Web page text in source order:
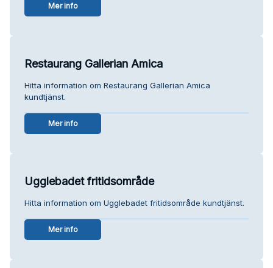
Mer info
Restaurang Gallerian Amica
Hitta information om Restaurang Gallerian Amica
kundtjänst.
Mer info
Ugglebadet fritidsområde
Hitta information om Ugglebadet fritidsområde kundtjänst.
Mer info